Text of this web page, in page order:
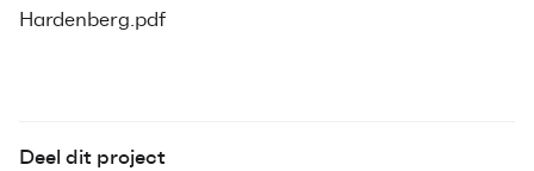
Hardenberg.pdf
Deel dit project